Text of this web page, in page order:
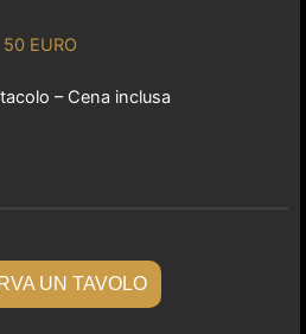
50 EURO
– Cena inclusa
UN TAVOLO